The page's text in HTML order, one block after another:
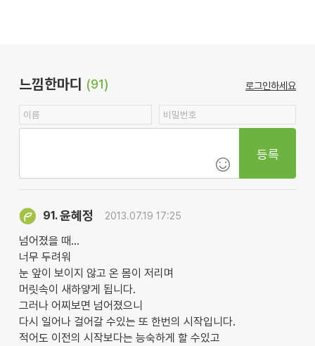
느낌한마디 (91) 로그인하세요
등록
91.윤혜정 2013.07.19 17:25
넘어졌을 때...
너무 두려워
눈 앞이 보이지 않고 온 몸이 저리며
머릿속이 새하얗게 됩니다.
그러나 어찌보면 넘어졌으니
다시 일어나 걸어갈 수있는 또 한번의 시작입니다.
적어도 이전의 시작보다는 능숙하게 할 수있고